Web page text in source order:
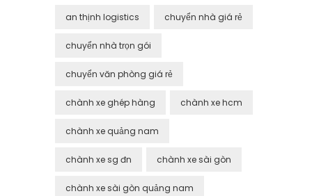
an thịnh logistics chuyển nhà giá rẻ
chuyển nhà trọn gói
chuyển văn phòng giá rẻ
chành xe ghép hàng chành xe hcm
chành xe quảng nam
chành xe sg đn chành xe sài gòn
chành xe sài gòn quảng nam